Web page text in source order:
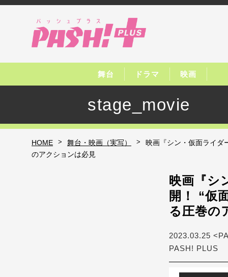
舞台 ドラマ 映画
stage_movie
HOME > 舞台・映画（実写） >
映画『シン・仮面ライダ
のアクションは必見
映画『シ
開！ “仮
る圧巻の
2023.03.25
PASH! PLUS